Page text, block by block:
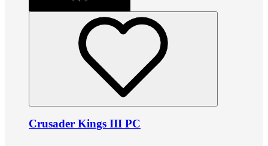
Crusader Kings III PC